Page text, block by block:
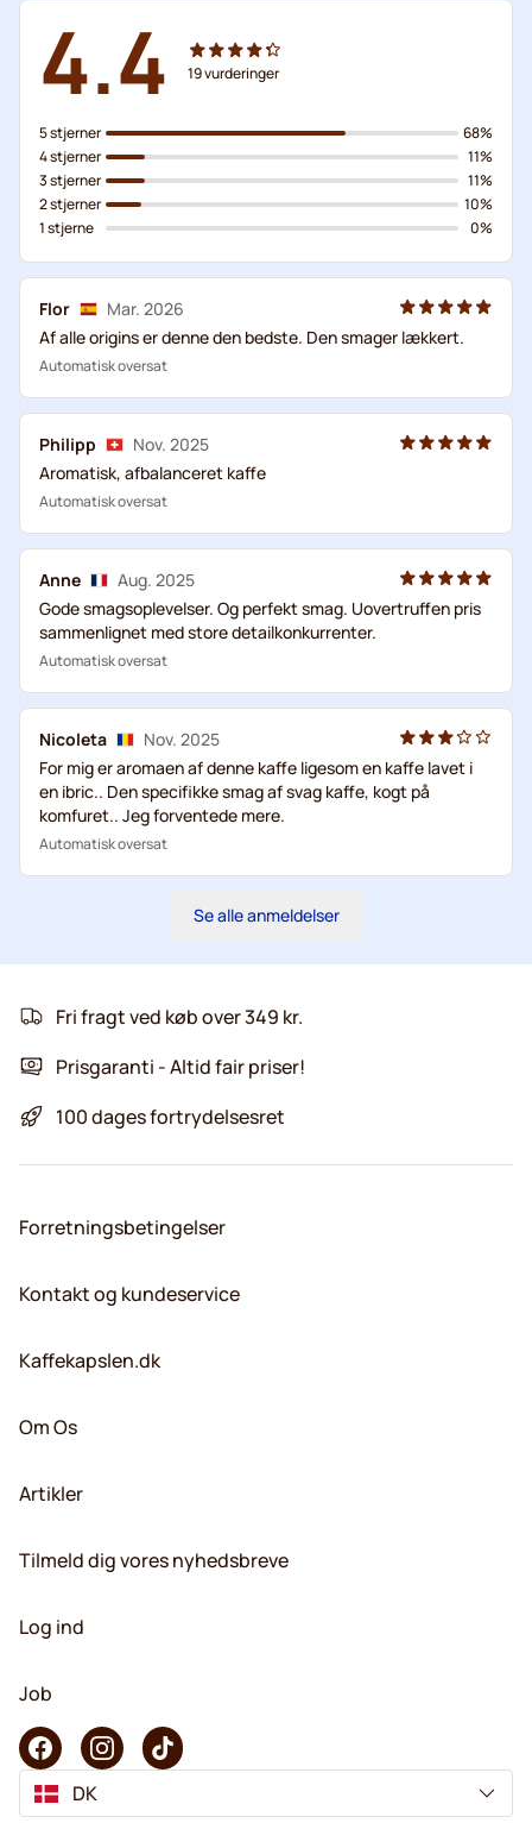
4.4 19vurderinger
5 stjerner
4 stjerner
3 stjerner
2 stjerner
1 stjerne
68%
11%
11%
10%
0%
Flor
Mar. 2026
Af alle origins er denne den bedste. Den smager lækkert.
Automatisk oversat
Philipp
Nov. 2025
Aromatisk, afbalanceret kaffe
Automatisk oversat
Anne
Aug. 2025
Gode smagsoplevelser. Og perfekt smag. Uovertruffen pris
sammenlignet med store detailkonkurrenter.
Automatisk oversat
Nicoleta
Nov. 2025
For mig er aromaen af denne kaffe ligesom en kaffe lavet i
en ibric.. Den specifikke smag af svag kaffe, kogt på
komfuret.. Jeg forventede mere.
Automatisk oversat
Se alle anmeldelser
Fri fragt ved køb over 349 kr.
Prisgaranti - Altid fair priser!
100 dages fortrydelsesret
Forretningsbetingelser
Kontakt og kundeservice
Kaffekapslen.dk
Om Os
Artikler
Tilmeld dig vores nyhedsbreve
Log ind
Job
DK